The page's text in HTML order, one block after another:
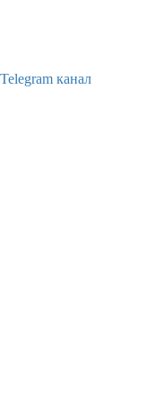
Telegram канал